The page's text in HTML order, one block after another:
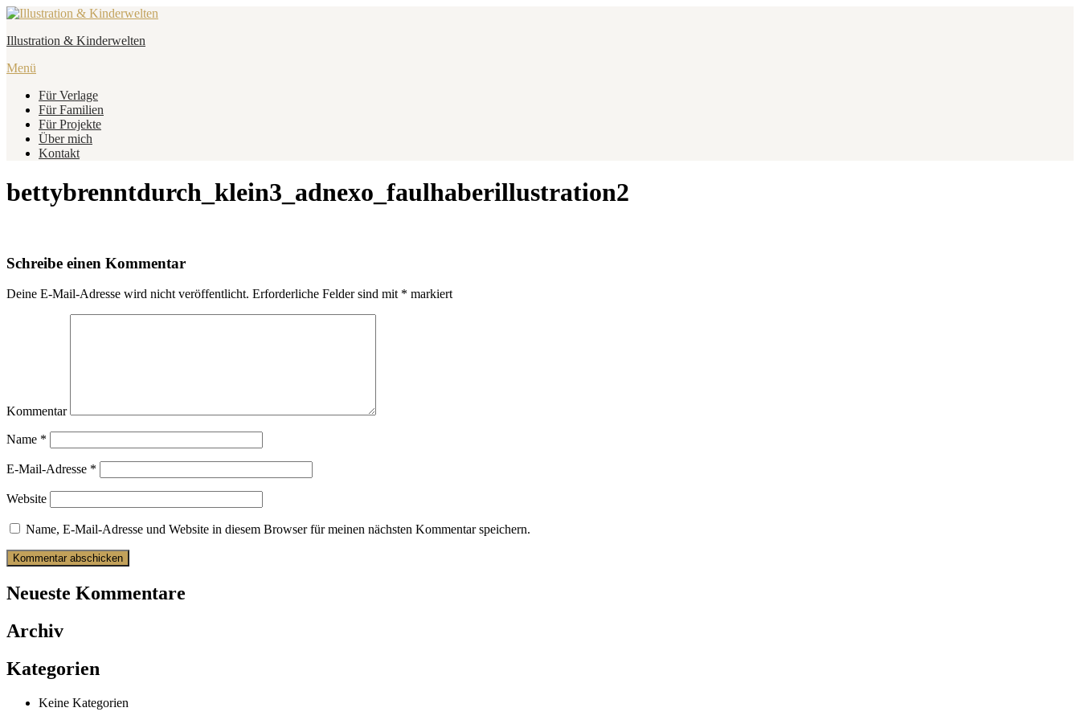
Zum
springen
Illustration & Kinderwelten
Menü
Für Verlage
Für Familien
Für Projekte
Über mich
Kontakt
bettybrenntdurch_klein3_adnexo_faulhaberillustration2
Schreibe einen Kommentar
Deine E-Mail-Adresse wird nicht veröffentlicht. Erforderliche Felder sind mit * markiert
Kommentar
Name *
E-Mail-Adresse *
Website
Name, E-Mail-Adresse und Website in diesem Browser für meinen nächsten Kommentar speichern.
Neueste Kommentare
Archiv
Kategorien
Keine Kategorien